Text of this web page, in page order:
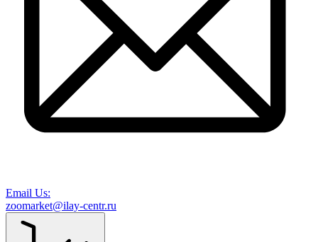
Email Us:
zoomarket@ilay-centr.ru